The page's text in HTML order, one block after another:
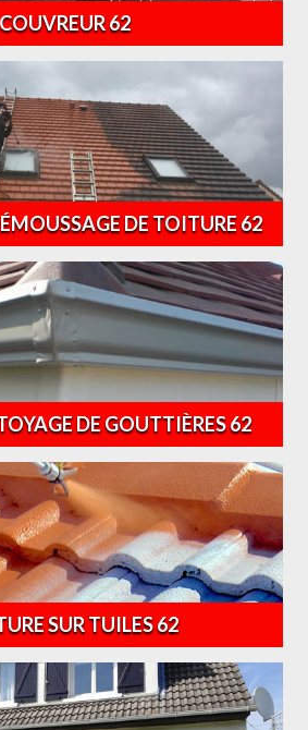
COUVREUR 62
DE TOITURE 62
DE GOUTTIÈRES 62
SUR TUILES 62